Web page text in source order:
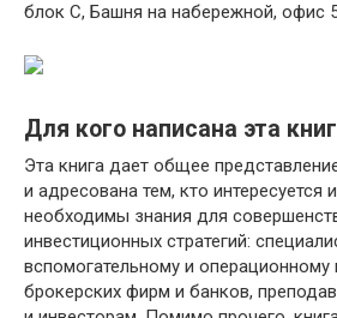
блок С, Башня на набережной, офис
Для кого написана эта
Эта книга дает общее
и адресована тем, кто интересуется
необходимы знания для
инвестиционных стратегий:
вспомогательному и операционному
брокерских фирм и банков,